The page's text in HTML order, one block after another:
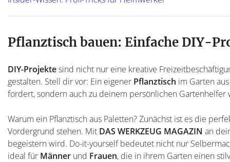
Pflanztisch bauen: Einfache DIY-
DIY-Projektesind nicht nur eine kreative
gestalten. Stell dir vor: Ein eigener Pflanztisch im Garten
fordert, sondern auch zu deinem persönlichen Gartenhelfer
Warum ein Pflanztisch aus Paletten? Zunächst ist es die
Vordergrund stehen. Mit DAS WERKZEUG MAGAZIN an
begeistern wird. Do-it-yourself bedeutet nicht nur
ideal für Männer und Frauen, die in ihrem Garten einen